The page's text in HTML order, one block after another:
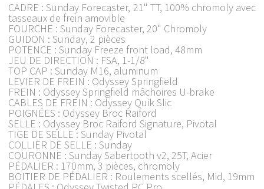
CADRE : Sunday Forecaster, 21" TT, 100% chromoly avec
tasseaux de frein amovible
FOURCHE : Sunday Forecaster, 20" Chromoly
GUIDON : Sunday, 2 pièces
POTENCE : Sunday Freeze front load, 48mm
JEU DE DIRECTION : FSA, 1-1/8"
TOP CAP : Sunday M16, aluminum
LEVIER DE FREIN : Odyssey Springfield
FREIN : Odyssey Springfield mâchoires U-brake
CABLES DE FREIN : Odyssey Quik Slic
POIGNÉES : Odyssey Broc Raiford
SELLE : Odyssey Broc Raiford Signature, Pivotal
TIGE DE SELLE : Sunday Pivotal
COLLIER DE SELLE : Sunday
COURONNE : Sunday Sabertooth v2, 25T, Acier
PÉDALIER : 170mm, 3 pièces, chromoly
BOITIER DE PÉDALIER : Roulements scellés, Mid, 19mm